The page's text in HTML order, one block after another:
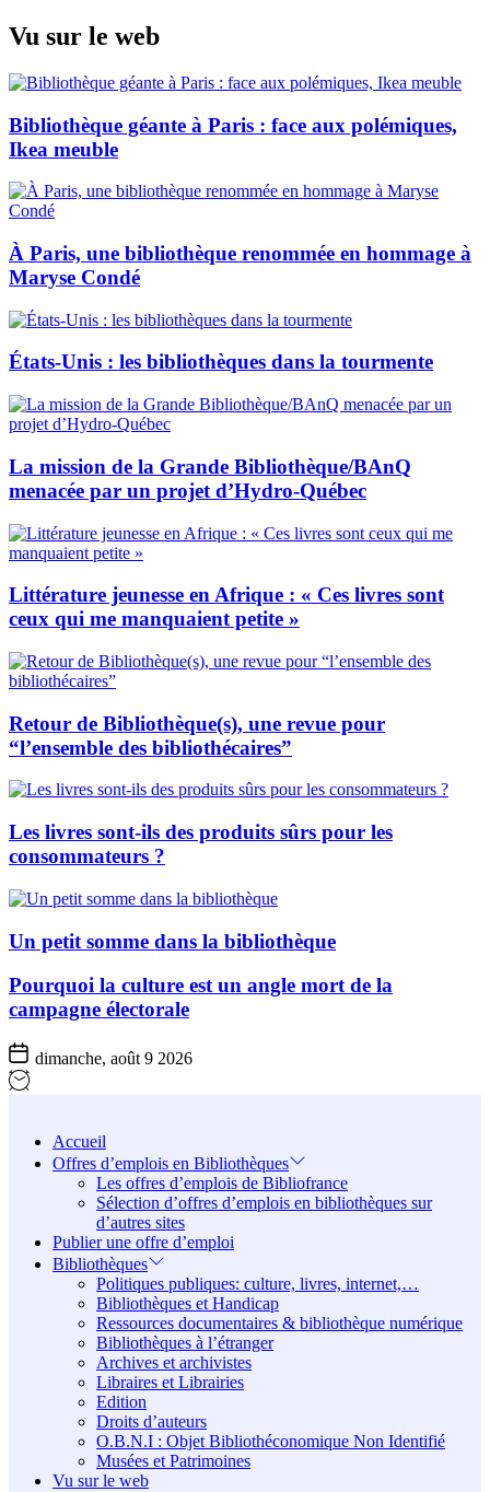
Skip
to
content
Vu sur le web
Bibliothèque géante à Paris : face aux polémiques,
Ikea meuble
À Paris, une bibliothèque renommée en hommage à
Maryse Condé
États-Unis : les bibliothèques dans la tourmente
La mission de la Grande Bibliothèque/BAnQ
menacée par un projet d’Hydro-Québec
Littérature jeunesse en Afrique : « Ces livres sont
ceux qui me manquaient petite »
Retour de Bibliothèque(s), une revue pour
“l’ensemble des bibliothécaires”
Les livres sont-ils des produits sûrs pour les
consommateurs ?
Un petit somme dans la bibliothèque
Pourquoi la culture est un angle mort de la
campagne électorale
dimanche, août 9 2026
Accueil
Offres d’emplois en Bibliothèques
Les offres d’emplois de Bibliofrance
Sélection d’offres d’emplois en bibliothèques sur
d’autres sites
Publier une offre d’emploi
Bibliothèques
Politiques publiques: culture, livres, internet,…
Bibliothèques et Handicap
Ressources documentaires & bibliothèque numérique
Bibliothèques à l’étranger
Archives et archivistes
Libraires et Librairies
Edition
Droits d’auteurs
O.B.N.I : Objet Bibliothéconomique Non Identifié
Musées et Patrimoines
Vu sur le web